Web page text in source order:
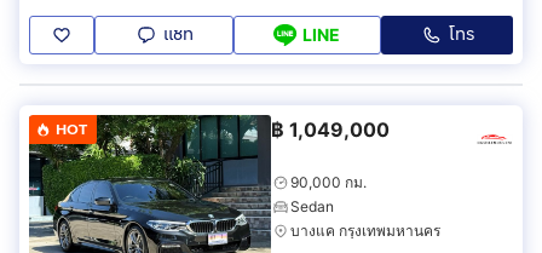
แชท LINE โทร
HOT ฿ 1,049,000
90,000 กม.
Sedan
บางแค กรุงเทพมหานคร